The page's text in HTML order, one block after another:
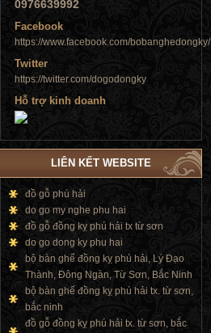
Tủ đứng
0976639992
Facebook
https://www.facebook.com/bobanghedongky/
Twitter
https://twitter.com/dogodongky
Hỗ trợ kinh doanh
LIÊN KẾT WEBSITE
đồ gỗ phú hải
do go my nghe phu hai
đồ gỗ đồng kỵ phú hải tx từ sơn
do go dong ky phu hai
bộ bàn ghế đồng kỵ phú hải, Lý Đạo
Thành, Đông Ngàn, Từ Sơn, Bắc Ninh
bộ bàn ghế đồng kỵ phú hải tx. từ sơn,
bắc ninh
đồ gỗ đồng kỵ phú hải tx. từ sơn, bắc